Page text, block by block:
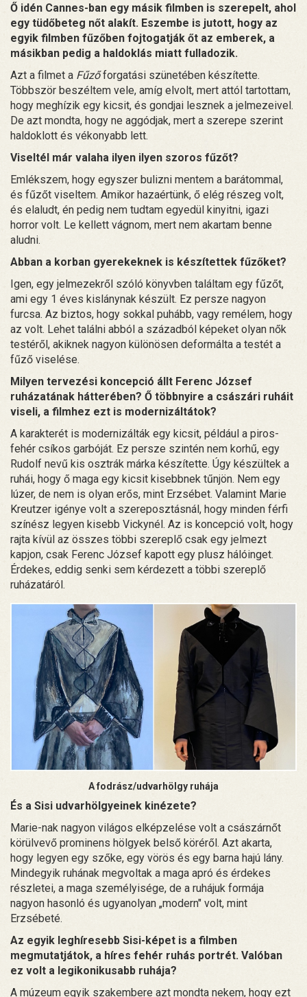
Ő idén Cannes-ban egy másik filmben is szerepelt, ahol
egy tüdőbeteg nőt alakít. Eszembe is jutott, hogy az
egyik filmben fűzőben fojtogatják őt az emberek, a
másikban pedig a haldoklás miatt fulladozik.
Azt a filmet a Fűzőforgatási szünetében készítette.
Többször beszéltem vele, amíg elvolt, mert attól tartottam,
hogy meghízik egy kicsit, és gondjai lesznek a jelmezeivel.
De azt mondta, hogy ne aggódjak, mert a szerepe szerint
haldoklott és vékonyabb lett.
Viseltél már valaha ilyen ilyen szoros fűzőt?
Emlékszem, hogy egyszer bulizni mentem a barátommal,
és fűzőt viseltem. Amikor hazaértünk, ő elég részeg volt,
és elaludt, én pedig nem tudtam egyedül kinyitni, igazi
horror volt. Le kellett vágnom, mert nem akartam benne
aludni.
Abban a korban gyerekeknek is készítettek fűzőket?
Igen, egy jelmezekről szóló könyvben találtam egy fűzőt,
ami egy 1 éves kislánynak készült. Ez persze nagyon
furcsa. Az biztos, hogy sokkal puhább, vagy remélem, hogy
az volt. Lehet találni abból a századból képeket olyan nők
testéről, akiknek nagyon különösen deformálta a testét a
fűző viselése.
Milyen tervezési koncepció állt Ferenc József
ruházatának hátterében? Ő többnyire a császári ruháit
viseli, a filmhez ezt is modernizáltátok?
A karakterét is modernizálták egy kicsit, például a piros-
fehér csíkos garbóját. Ez persze szintén nem korhű, egy
Rudolf nevű kis osztrák márka készítette. Úgy készültek a
ruhái, hogy ő maga egy kicsit kisebbnek tűnjön. Nem egy
lúzer, de nem is olyan erős, mint Erzsébet. Valamint Marie
Kreutzer igénye volt a szereposztásnál, hogy minden férfi
színész legyen kisebb Vickynél. Az is koncepció volt, hogy
rajta kívül az összes többi szereplő csak egy jelmezt
kapjon, csak Ferenc József kapott egy plusz hálóinget.
Érdekes, eddig senki sem kérdezett a többi szereplő
ruházatáról.
A fodrász/udvarhölgy ruhája
És a Sisi udvarhölgyeinek kinézete?
Marie-nak nagyon világos elképzelése volt a császárnőt
körülvevő prominens hölgyek belső köréről. Azt akarta,
hogy legyen egy szőke, egy vörös és egy barna hajú lány.
Mindegyik ruhának megvoltak a maga apró és érdekes
részletei, a maga személyisége, de a ruhájuk formája
nagyon hasonló és ugyanolyan „modern" volt, mint
Erzsébeté.
Az egyik leghíresebb Sisi-képet is a filmben
megmutatjátok, a híres fehér ruhás portrét. Valóban
ez volt a legikonikusabb ruhája?
A múzeum egyik szakembere azt mondta nekem, hogy ezt